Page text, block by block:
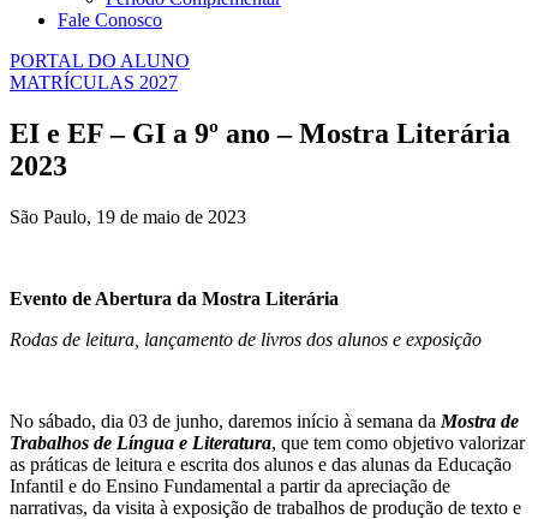
Fale Conosco
PORTAL DO ALUNO
MATRÍCULAS 2027
EI e EF – GI a 9º ano – Mostra Literária
2023
São Paulo, 19 de maio de 2023
Evento de Abertura da Mostra Literária
Rodas de leitura, lançamento de livros dos alunos e exposição
No sábado, dia 03 de junho, daremos início à semana da Mostra de
Trabalhos de Língua e Literatura, que tem como objetivo valorizar
as práticas de leitura e escrita dos alunos e das alunas da Educação
Infantil e do Ensino Fundamental a partir da apreciação de
narrativas, da visita à exposição de trabalhos de produção de texto e